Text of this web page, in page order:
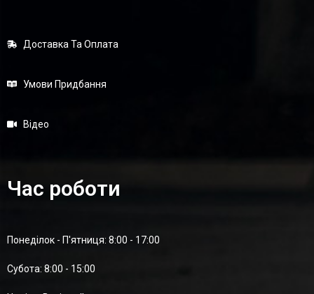
Доставка Та Оплата
Умови Придбання
Відео
Час роботи
Понеділок - П'ятниця: 8:00 - 17:00
Суботa: 8:00 - 15:00